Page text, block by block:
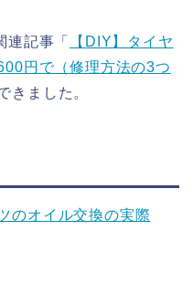
連記事「
【DIY】タイヤ
円で（修理方法の3つ
きました。
のオイル交換の実際